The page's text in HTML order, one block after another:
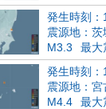
発生時刻
震源地：
M3.3
最大
発生時刻
震源地：宮
M4.4
最大